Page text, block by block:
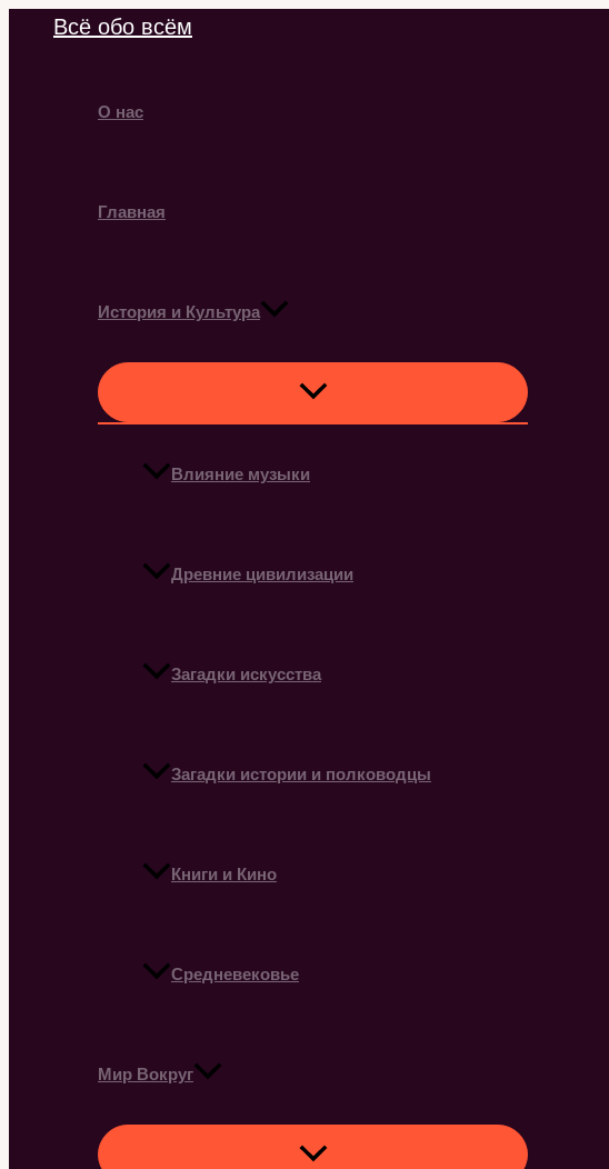
ПерейтиВсё обо всём
О нас
Главная
История и Культура
Влияние музыки
Древние цивилизации
Загадки искусства
Загадки истории и полководцы
Книги и Кино
Средневековье
Мир Вокруг